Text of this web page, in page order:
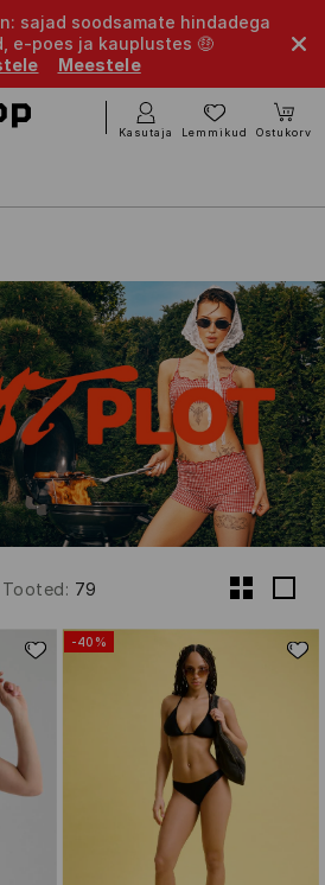
sajad soodsamate hindadega
e-poes ja kauplustes 🤑
Meestele
Kasutaja Lemmikud Ostukorv
Tooted: 79
-40%